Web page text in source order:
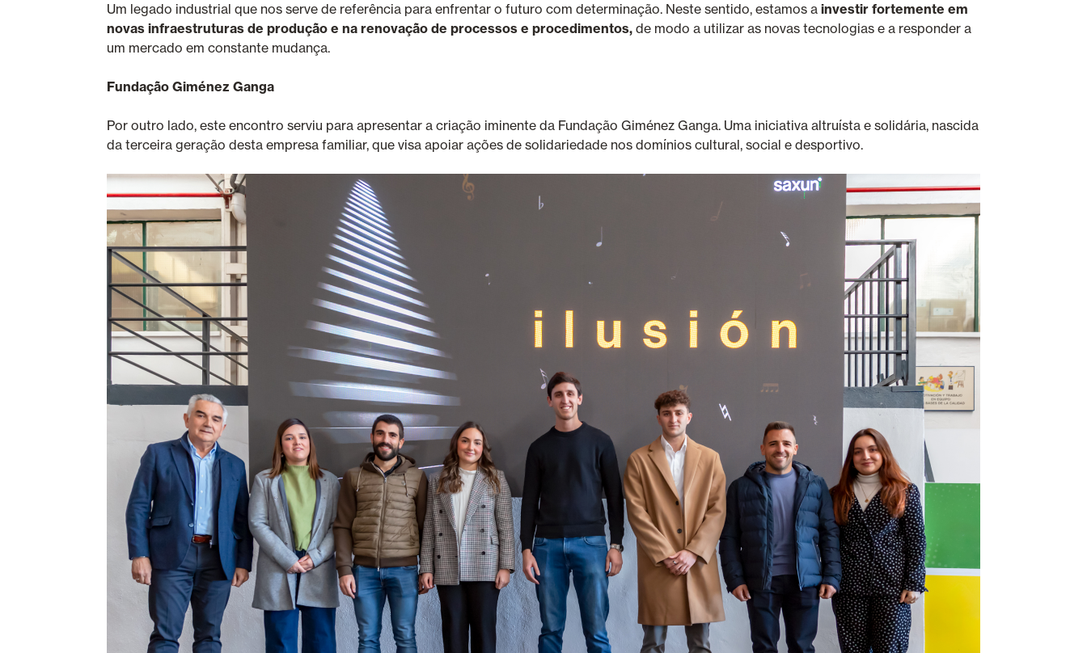
Um legado industrial que nos serve de referência para enfrentar o futuro com determinação. Neste sentido, estamos a investir fortemente em
novas infraestruturas de produção e na renovação de processos e procedimentos, de modo a utilizar as novas tecnologias e a responder a
um mercado em constante mudança.
Fundação Giménez Ganga
Por outro lado, este encontro serviu para apresentar a criação iminente da Fundação Giménez Ganga. Uma iniciativa altruísta e solidária, nascida
da terceira geração desta empresa familiar, que visa apoiar ações de solidariedade nos domínios cultural, social e desportivo.